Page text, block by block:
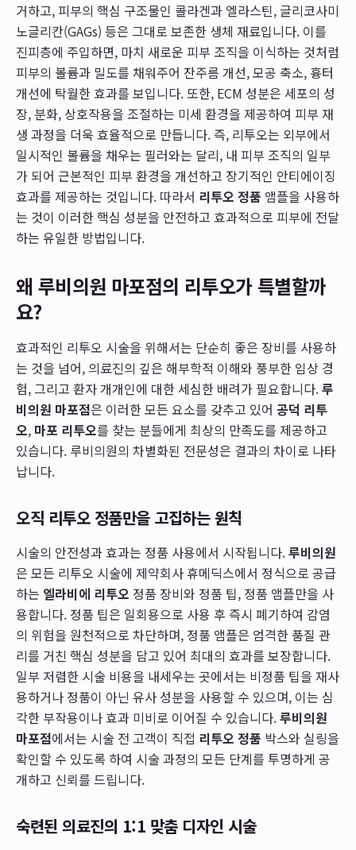
거하고, 피부의 핵심 구조물인 콜라겐과 엘라스틴, 글리코사미
노글리칸(GAGs) 등은 그대로 보존한 생체 재료입니다. 이를
진피층에 주입하면, 마치 새로운 피부 조직을 이식하는 것처럼
피부의 볼륨과 밀도를 채워주어 잔주름 개선, 모공 축소, 흉터
개선에 탁월한 효과를 보입니다. 또한, ECM 성분은 세포의 성
장, 분화, 상호작용을 조절하는 미세 환경을 제공하여 피부 재
생 과정을 더욱 효율적으로 만듭니다. 즉, 리투오는 외부에서
일시적인 볼륨을 채우는 필러와는 달리, 내 피부 조직의 일부
가 되어 근본적인 피부 환경을 개선하고 장기적인 안티에이징
효과를 제공하는 것입니다. 따라서 리투오 정품 앰플을 사용하
는 것이 이러한 핵심 성분을 안전하고 효과적으로 피부에 전달
하는 유일한 방법입니다.
왜 루비의원 마포점의 리투오가 특별할까
요?
효과적인 리투오 시술을 위해서는 단순히 좋은 장비를 사용하
는 것을 넘어, 의료진의 깊은 해부학적 이해와 풍부한 임상 경
험, 그리고 환자 개개인에 대한 세심한 배려가 필요합니다.루
비의원 마포점은 이러한 모든 요소를 갖추고 있어 공덕 리투
오, 마포 리투오를 찾는 분들에게 최상의 만족도를 제공하고
있습니다. 루비의원의 차별화된 전문성은 결과의 차이로 나타
납니다.
오직 리투오 정품만을 고집하는 원칙
시술의 안전성과 효과는 정품 사용에서 시작됩니다.루비의원
은 모든 리투오 시술에 제약회사 휴메딕스에서 정식으로 공급
하는 엘라비에 리투오 정품 장비와 정품 팁, 정품 앰플만을 사
용합니다. 정품 팁은 일회용으로 사용 후 즉시 폐기하여 감염
의 위험을 원천적으로 차단하며, 정품 앰플은 엄격한 품질 관
리를 거친 핵심 성분을 담고 있어 최대의 효과를 보장합니다.
일부 저렴한 시술 비용을 내세우는 곳에서는 비정품 팁을 재사
용하거나 정품이 아닌 유사 성분을 사용할 수 있으며, 이는 심
각한 부작용이나 효과 미비로 이어질 수 있습니다.루비의원
마포점에서는 시술 전 고객이 직접 리투오 정품 박스와 실링을
확인할 수 있도록 하여 시술 과정의 모든 단계를 투명하게 공
개하고 신뢰를 드립니다.
숙련된 의료진의 1:1 맞춤 디자인 시술